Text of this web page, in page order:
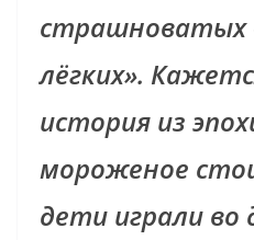
страшноватых
лёгких».
история из
мороженое
дети играли во